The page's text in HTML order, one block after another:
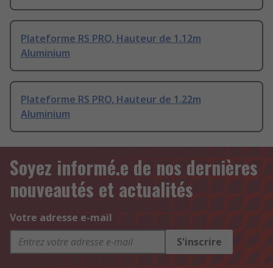
Plateforme RS PRO, Hauteur de 1.12m
Aluminium
Plateforme RS PRO, Hauteur de 1.22m
Aluminium
Soyez informé.e de nos dernières
nouveautés et actualités
Votre adresse e-mail
S'inscrire